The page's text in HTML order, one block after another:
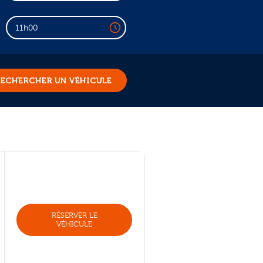
11h00
UN VÉHICULE
RÉSERVER LE
VÉHICULE